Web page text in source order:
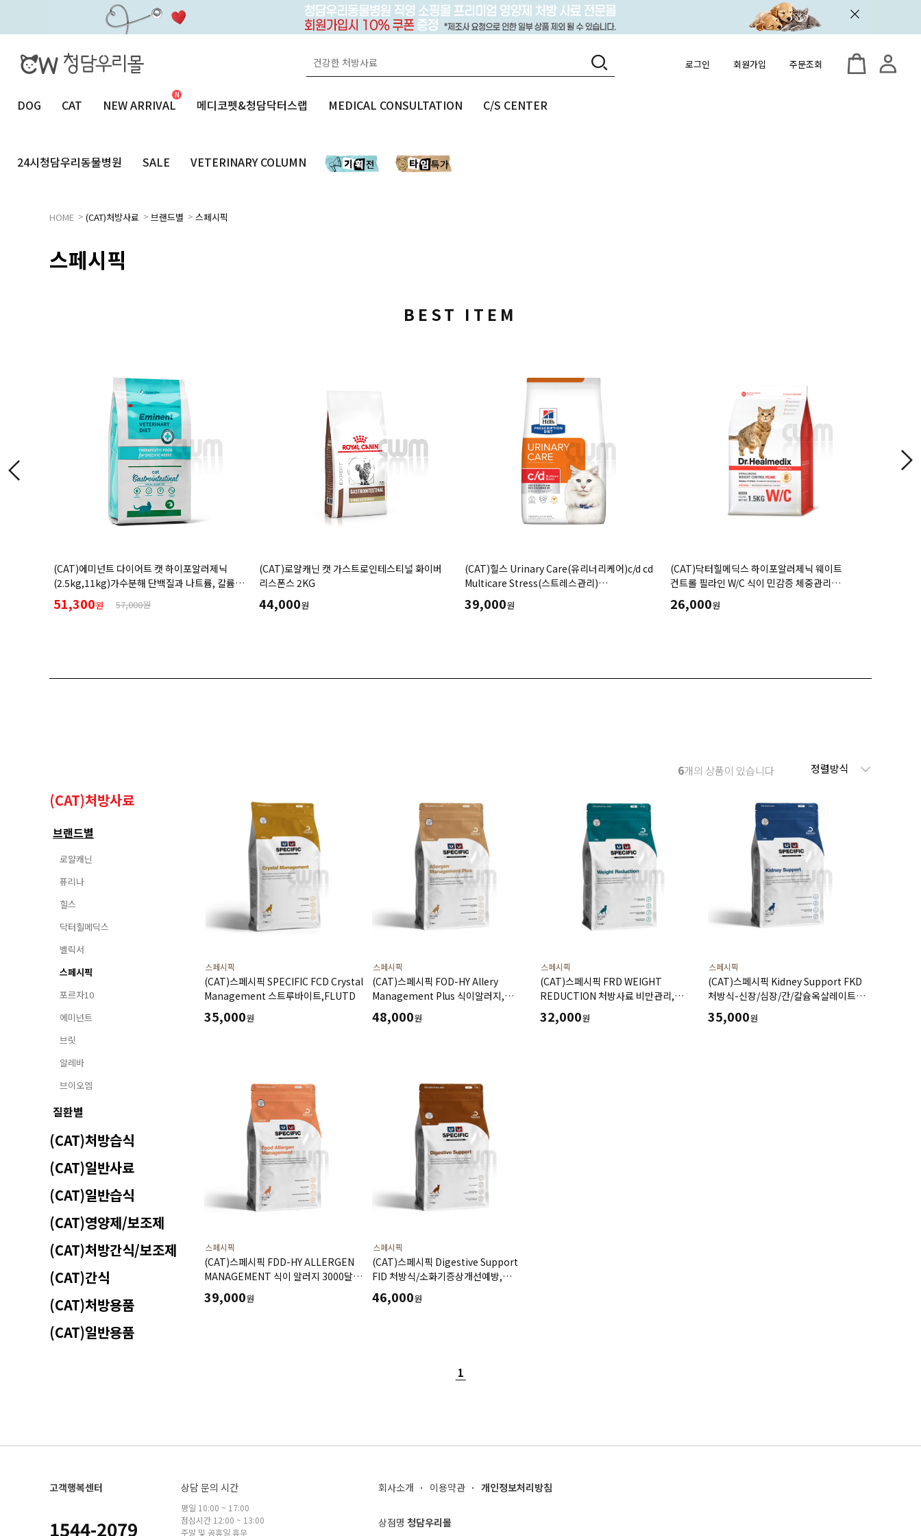
로그인 회원가입 주문조회
DOG CAT NEW ARRIVAL 메디코펫&청담닥터스랩 MEDICAL CONSULTATION C/S CENTER
24시청담우리동물병원 SALE VETERINARY COLUMN
HOME > (CAT)처방사료 > 브랜드별 > 스페시픽
스페시픽
BEST ITEM
(CAT)로얄캐닌 캣 가스트로인테스티널 화이버
리스폰스 2KG
44,000원
(CAT)힐스 Urinary Care(유리너리케어)c/d cd
Multicare Stress(스트레스관리)
(1.5kg,3.85kg,7.98kg) 요로기계/결석관리-
처방식,처방사료
39,000원
(CAT)닥터힐메딕스 하이포알러제닉 웨이트
컨트롤 필라인 W/C 식이 민감증 체중관리
(1.5kg,3.5kg)
26,000원
(CAT)로얄캐닌 캣 가스트로인테스티널
(2KG,4KG)
37,000원
6개의 상품이 있습니다 정렬방식
(CAT)처방사료
브랜드별
로얄캐닌
퓨리나
힐스
닥터힐메딕스
벨릭서
스페시픽
포르자10
에미넌트
브릿
알레바
브이오엠
질환별
(CAT)처방습식
(CAT)일반사료
(CAT)일반습식
(CAT)영양제/보조제
(CAT)처방간식/보조제
(CAT)간식
(CAT)처방용품
(CAT)일반용품
스페시픽
(CAT)스페시픽 SPECIFIC FCD Crystal
Management 스트루바이트,FLUTD
35,000원
스페시픽
(CAT)스페시픽 FOD-HY Allery
Management Plus 식이알러지,
아토피고농도 오메가-3 EPA,DHA
48,000원
스페시픽
(CAT)스페시픽 FRD WEIGHT
REDUCTION 처방사료 비만관리,
체중관리
32,000원
스페시픽
(CAT)스페시픽 Kidney Support FKD
처방식-신장/심장/간/칼슘옥살레이트
신장질환,결석처방사료(2kg)
35,000원
스페시픽
(CAT)스페시픽 FDD-HY ALLERGEN
MANAGEMENT 식이 알러지 3000달톤
이하
39,000원
스페시픽
(CAT)스페시픽 Digestive Support
FID 처방식/소화기증상개선예방,
위장관처방사료(2kg)
46,000원
1
고객행복센터
1544-2079
상담 문의 시간
평일 10:00 ~ 17:00
점심시간 12:00 ~ 13:00
주말 및 공휴일 휴무
회사소개 이용약관 개인정보처리방침
상점명 청담우리몰